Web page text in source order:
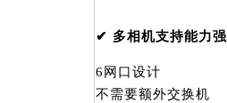
✔ 多相机支持能力强
6网口设计
不需要额外交换机